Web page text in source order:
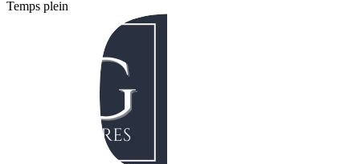
Temps plein